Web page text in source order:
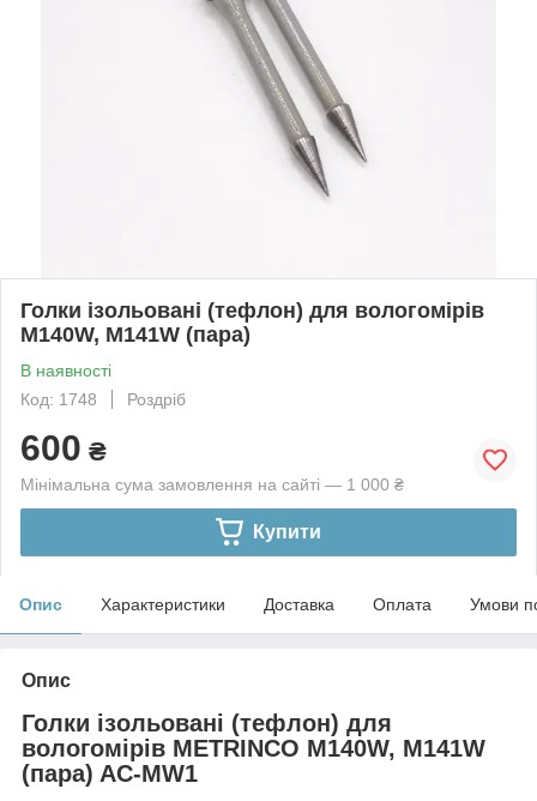
Голки ізольовані (тефлон) для вологомірів
M140W, M141W (пара)
В наявності
Код: 1748
Роздріб
600 ₴
Мінімальна сума замовлення на сайті — 1 000 ₴
Купити
Опис Характеристики Доставка Оплата Умови
Опис
Голки ізольовані (тефлон) для
вологомірів METRINCO M140W, M141W
(пара) AC-MW1